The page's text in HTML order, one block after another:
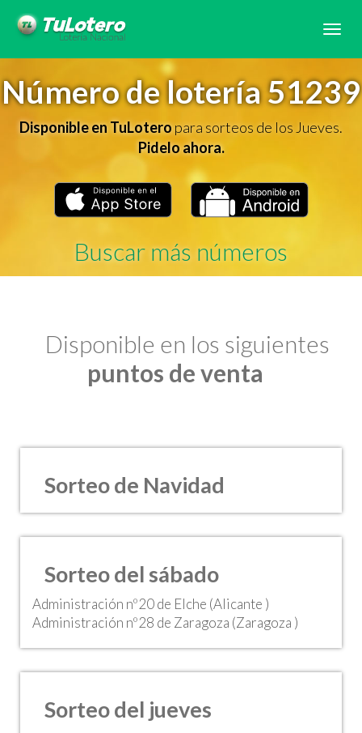
Número de lotería 51239
Disponible en TuLoteropara sorteos de los Jueves.
Pidelo ahora.
Buscar más números
Disponible en los siguientes
puntos de venta
Sorteo de Navidad
Sorteo del sábado
Administración nº20 de Elche (Alicante )
Administración nº28 de Zaragoza (Zaragoza )
Sorteo del jueves